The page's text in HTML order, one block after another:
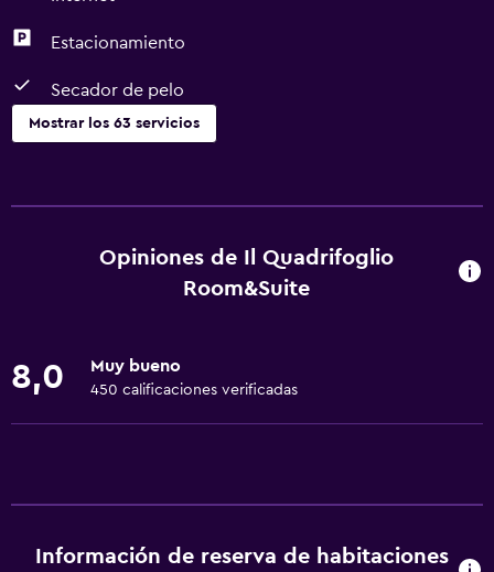
Estacionamiento
Secador de pelo
Mostrar los 63 servicios
Wifi gratis
Wifi disponible en todas las instalaciones
Extinguidor
Artículos de aseo gratis
Gel de ducha
Opiniones de Il Quadrifoglio
Room&Suite
8,0 Muy bueno
450 calificaciones verificadas
Información de reserva de habitaciones